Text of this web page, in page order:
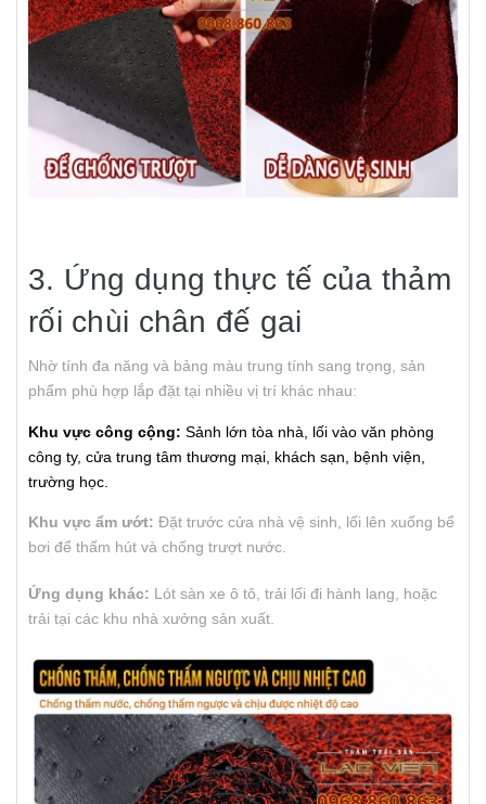
3. Ứng dụng thực tế của thảm
rối chùi chân đế gai
Nhờ tính đa năng và bảng màu trung tính sang trọng, sản
phẩm phù hợp lắp đặt tại nhiều vị trí khác nhau:
Khu vực công cộng: Sảnh lớn tòa nhà, lối vào văn phòng
công ty, cửa trung tâm thương mại, khách sạn, bệnh viện,
trường học.
Khu vực ẩm ướt: Đặt trước cửa nhà vệ sinh, lối lên xuống bể
bơi để thấm hút và chống trượt nước.
Ứng dụng khác: Lót sàn xe ô tô, trải lối đi hành lang, hoặc
trải tại các khu nhà xưởng sản xuất.